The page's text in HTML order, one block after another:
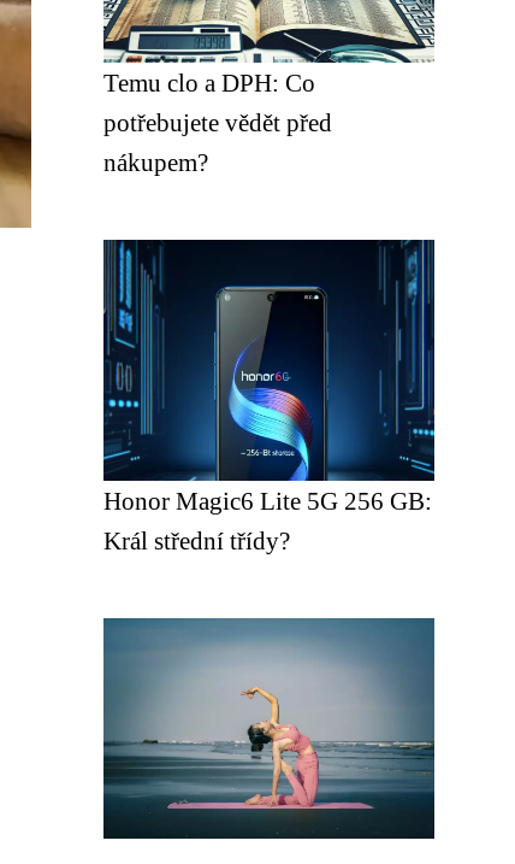
Temu clo a DPH: Co
potřebujete vědět před
nákupem?
Honor Magic6 Lite 5G 256 GB:
Král střední třídy?